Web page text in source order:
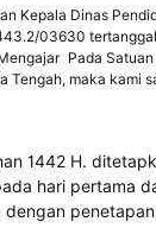
M
a
g
a
n
g
c
h
o
o
Kepala Dinas
03630
Pada
Tengah, maka kami
1442 H.
hari pertama
dengan